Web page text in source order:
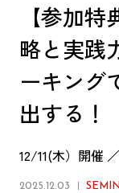
【参加
略と実践
ーキング
出する！
12/11(木）開催
2025.12.03